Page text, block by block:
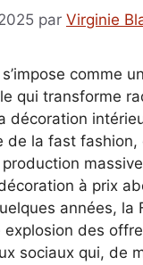
par Virginie
s’impose comme
qui transforme
décoration
de la fast fashion,
à prix
années, la
explosion des
sociaux qui, de